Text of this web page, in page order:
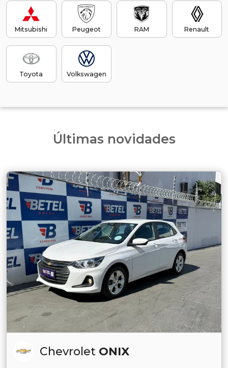
Mitsubishi Peugeot RAM Renault
Toyota Volkswagen
Últimas novidades
Chevrolet ONIX